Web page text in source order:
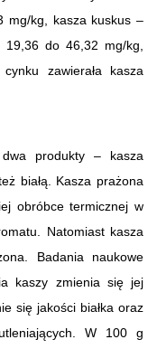
mg/kg, kasza kuskus –
do 46,32 mg/kg,
zawierała kasza
produkty – kasza
białą. Kasza prażona
obróbce termicznej w
Natomiast kasza
Badania naukowe
kaszy zmienia się jej
się jakości białka oraz
W 100 g